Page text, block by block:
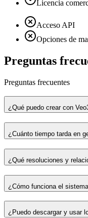
Licencia
Acceso API
Opciones de
Preguntas
Preguntas frecuentes
¿Qué puedo crear con
¿Cuánto tiempo tarda en
¿Qué resoluciones y
¿Cómo funciona el
¿Puedo descargar y usar